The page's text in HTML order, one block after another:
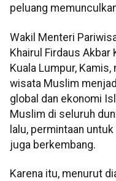
peluang
Wakil Menteri
Khairul Firdaus Akbar
Kuala Lumpur,
wisata Muslim
global dan ekonomi
Muslim di seluruh
lalu, permintaan
juga berkembang.
Karena itu, menurut